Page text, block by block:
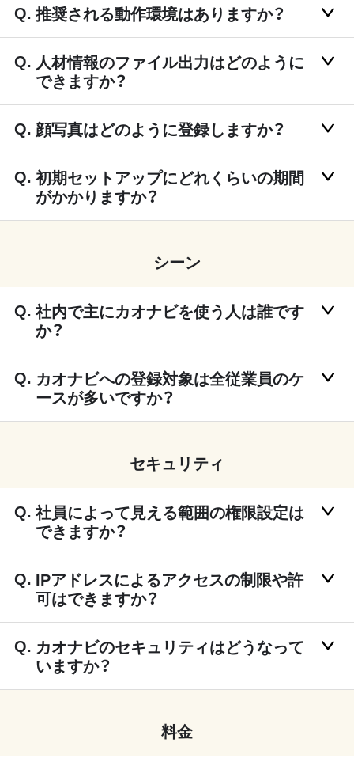
推奨される動作環境はありますか？
人材情報のファイル出力はどのように
できますか？
顔写真はどのように登録しますか？
初期セットアップにどれくらいの期間
がかかりますか？
シーン
社内で主にカオナビを使う人は誰です
か？
カオナビへの登録対象は全従業員のケ
ースが多いですか？
セキュリティ
社員によって見える範囲の権限設定は
できますか？
IPアドレスによるアクセスの制限や許
可はできますか？
カオナビのセキュリティはどうなって
いますか？
料金